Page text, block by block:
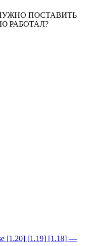
ПОСТАВИТЬ
РАБОТАЛ?
[1.20] [1.19] [1.18] —